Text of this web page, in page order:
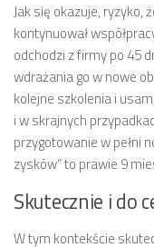
Jak się okazuje, ryzyko,
kontynuował
odchodzi z firmy po 45
wdrażania go w nowe
kolejne szkolenia i
i w skrajnych
przygotowanie w pełni
zysków” to prawie 9
Skutecznie i do
W tym kontekście